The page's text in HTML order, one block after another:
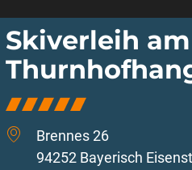
Skiverleih am
Brennes 26
94252 Bayerisch